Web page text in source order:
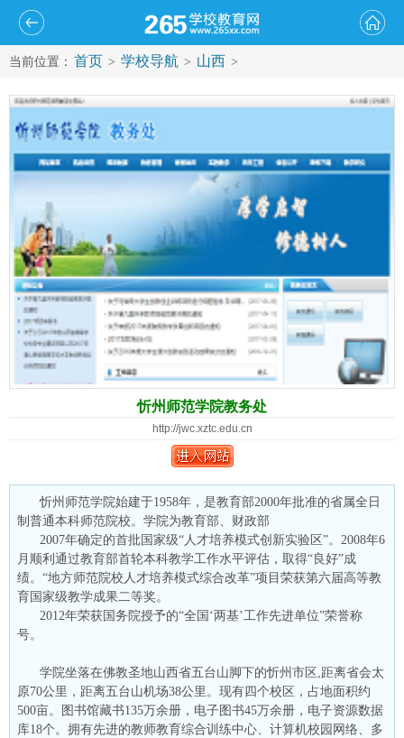
当前位置： 首页 > 学校导航 > 山西 >
忻州师范学院教务处
http://jwc.xztc.edu.cn
忻州师范学院始建于1958年，是教育部2000年批准的省属全日
制普通本科师范院校。学院为教育部、财政部
2007年确定的首批国家级“人才培养模式创新实验区”。2008年6
月顺利通过教育部首轮本科教学工作水平评估，取得“良好”成
绩。“地方师范院校人才培养模式综合改革”项目荣获第六届高等教
育国家级教学成果二等奖。
2012年荣获国务院授予的“全国‘两基’工作先进单位”荣誉称
号。
学院坐落在佛教圣地山西省五台山脚下的忻州市区,距离省会太
原70公里，距离五台山机场38公里。现有四个校区，占地面积约
500亩。图书馆藏书135万余册，电子图书45万余册，电子资源数据
库18个。拥有先进的教师教育综合训练中心、计算机校园网络、多